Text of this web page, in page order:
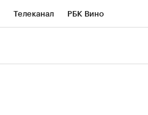
Телеканал РБК Вино